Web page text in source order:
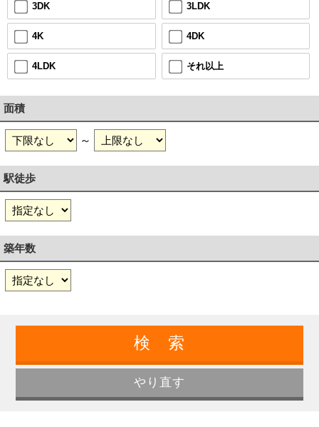
3DK 3LDK
4K 4DK
4LDK それ以上
面積
～
駅徒歩
築年数